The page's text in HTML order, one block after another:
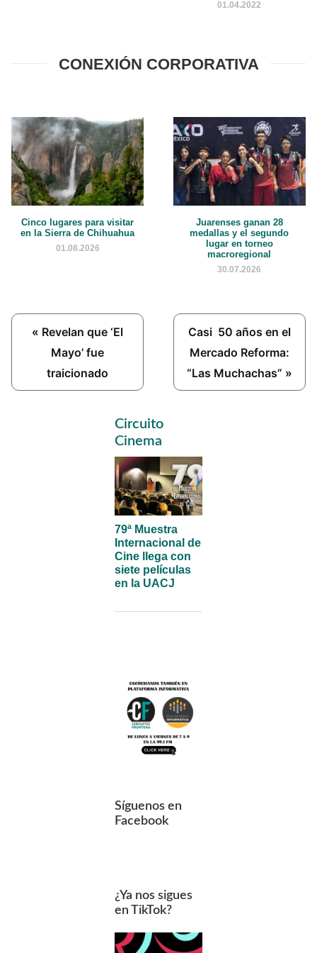
01.04.2022
CONEXIÓN CORPORATIVA
Cinco lugares para visitar
en la Sierra de Chihuahua
01.08.2026
Juarenses ganan 28
medallas y el segundo
lugar en torneo
macroregional
30.07.2026
Previous
Post:
« Revelan que ‘El
Mayo’ fue
traicionado
Next
Post:
Casi 50 años en el
Mercado Reforma:
“Las Muchachas” »
Primary
Sidebar
Circuito
Cinema
79ª Muestra
Internacional de
Cine llega con
siete películas
en la UACJ
Síguenos en
Facebook
¿Ya nos sigues
en TikTok?